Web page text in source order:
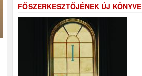
FŐSZERKESZTŐJÉNEK ÚJ KÖNYVE